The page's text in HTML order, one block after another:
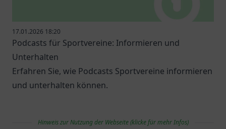
17.01.2026 18:20
Podcasts für Sportvereine: Informieren und
Unterhalten
Erfahren Sie, wie Podcasts Sportvereine informieren
und unterhalten können.
Hinweis zur Nutzung der Webseite (klicke für mehr Infos)